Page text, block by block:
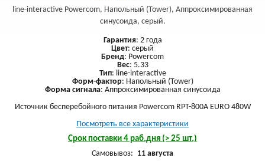
line-interactive Powercom, Напольный (Tower), Аппроксимированная
синусоида, серый.
Гарантия: 2 года
Цвет: серый
Бренд: Powercom
Вес: 5.33
Тип: line-interactive
Форм-фактор: Напольный (Tower)
Форма сигнала: Аппроксимированная синусоида
Источник бесперебойного питания Powercom RPT-800A EURO 480W
Посмотреть все характеристики
Срок поставки 4 раб.дня (> 25 шт.)
Самовывоз: 11 августа